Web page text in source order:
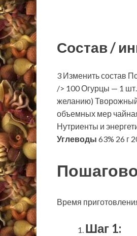
Состав /
3 Изменить состав
/> 100 Огурцы — 1
желанию) Творожный
объемных мер
Нутриенты и
Углеводы 63% 26 г
Время
Шаг 1: